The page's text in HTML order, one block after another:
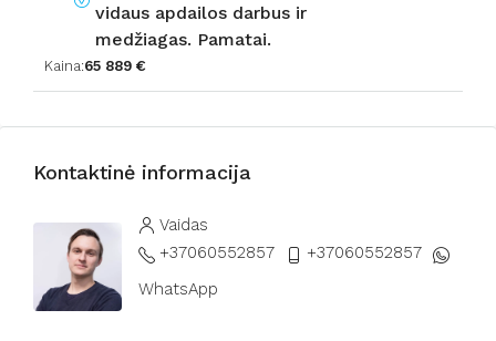
vidaus apdailos darbus ir
medžiagas. Pamatai.
Kaina:65 889 €
Kontaktinė informacija
Vaidas
+37060552857
+37060552857
WhatsApp